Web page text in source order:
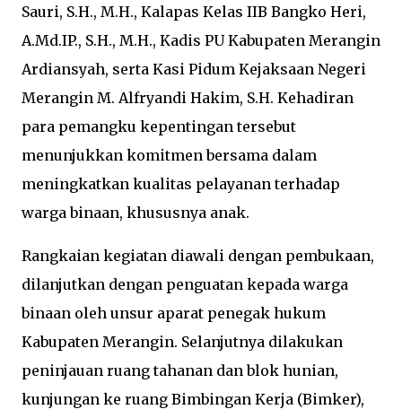
Sauri, S.H., M.H., Kalapas Kelas IIB Bangko Heri,
A.Md.IP., S.H., M.H., Kadis PU Kabupaten Merangin
Ardiansyah, serta Kasi Pidum Kejaksaan Negeri
Merangin M. Alfryandi Hakim, S.H. Kehadiran
para pemangku kepentingan tersebut
menunjukkan komitmen bersama dalam
meningkatkan kualitas pelayanan terhadap
warga binaan, khususnya anak.
Rangkaian kegiatan diawali dengan pembukaan,
dilanjutkan dengan penguatan kepada warga
binaan oleh unsur aparat penegak hukum
Kabupaten Merangin. Selanjutnya dilakukan
peninjauan ruang tahanan dan blok hunian,
kunjungan ke ruang Bimbingan Kerja (Bimker),